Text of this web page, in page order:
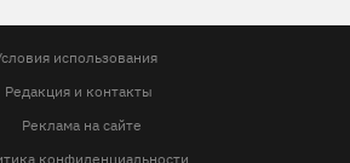
использования
Редакция и контакты
Реклама на сайте
конфиденциальности